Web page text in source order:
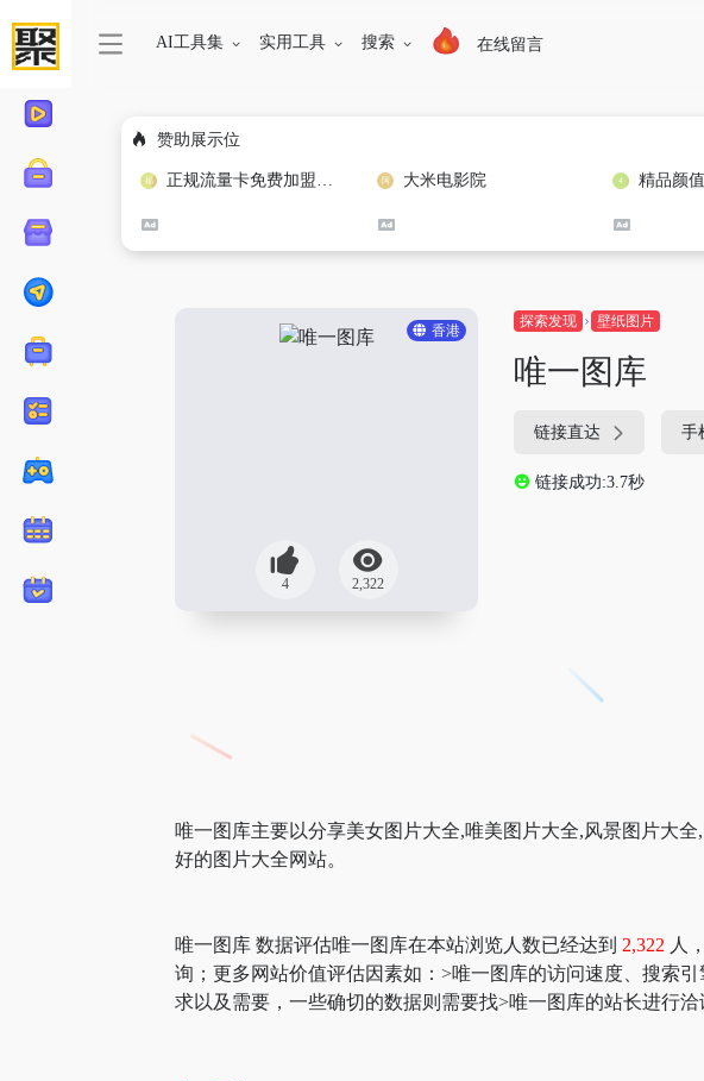
AI工具集 实用工具 搜索 在线留言
赞助展示位
正规流量卡免费加盟合作 大米电影院 精品颜
香港
4 2,322
探索发现 壁纸图片
唯一图库
链接直达 手
链接成功:3.7秒
唯一图库主要以分享美女图片大全,唯美图片大全,风景图片大
好的图片大全网站。
唯一图库 数据评估唯一图库在本站浏览人数已经达到 2,322 人
询；更多网站价值评估因素如：>唯一图库的访问速度、搜索
求以及需要，一些确切的数据则需要找>唯一图库的站长进行